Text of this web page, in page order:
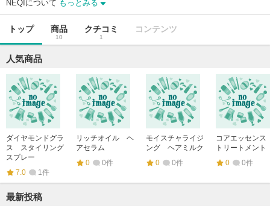
NEQIについて もっとみる
トップ 商品
10
クチコミ
1
コンテンツ
人気商品
ダイヤモンドグラ
ス スタイリング
スプレー
7.0
1件
リッチオイル ヘ
アセラム
0
0件
モイスチャライジ
ング ヘアミルク
0
0件
コアエッセン
トリートメント
0
0件
最新投稿